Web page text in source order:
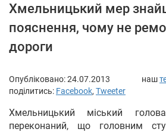
Хмельницький мер
пояснення, чому не
дороги
Опубліковано:24.07.2013 наш
поділитись: Facebook, Tweeter
Хмельницький міський
переконаний, що головним